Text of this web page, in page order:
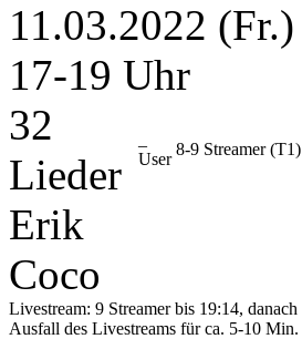
11.03.2022 (Fr.)
17-19 Uhr
32
Lieder
User
8-9 Streamer (T1)
Erik
Coco
Livestream: 9 Streamer bis 19:14, danach
Ausfall des Livestreams für ca. 5-10 Min.